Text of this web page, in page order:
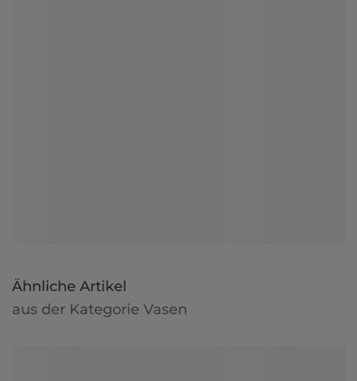
Ähnliche Artikel
aus der Kategorie Vasen